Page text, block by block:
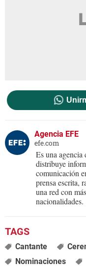
Agencia EFE
efe.com
Es una agencia
distribuye
comunicación
prensa escrita,
una red con
nacionalidades.
Cantante
Nominaciones